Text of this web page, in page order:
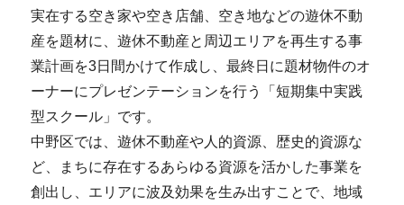
実在する空き家や空き店舗、空き地などの遊休不動
産を題材に、遊休不動産と周辺エリアを再生する事
業計画を3日間かけて作成し、最終日に題材物件のオ
ーナーにプレゼンテーションを行う「短期集中実践
型スクール」です。
中野区では、遊休不動産や人的資源、歴史的資源な
ど、まちに存在するあらゆる資源を活かした事業を
創出し、エリアに波及効果を生み出すことで、地域